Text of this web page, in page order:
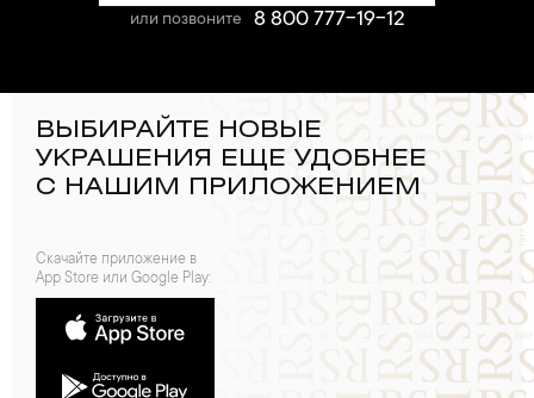
или позвоните 8 800 777-19-12
ВЫБИРАЙТЕ НОВЫЕ
УКРАШЕНИЯ ЕЩЕ УДОБНЕЕ
С НАШИМ ПРИЛОЖЕНИЕМ
Скачайте приложение в
App Store или Google Play: